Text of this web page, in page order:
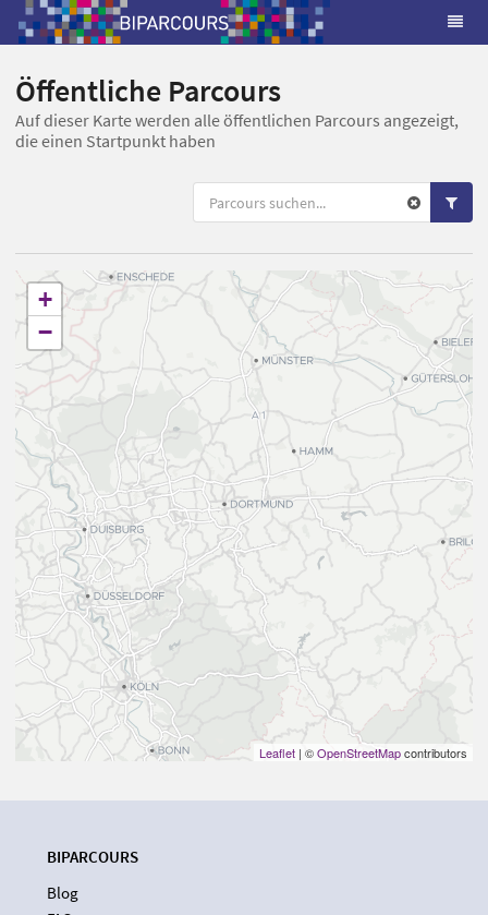
Öffentliche Parcours
Auf dieser Karte werden alle öffentlichen Parcours angezeigt,
die einen Startpunkt haben
+
−
Leaflet | ©OpenStreetMapcontributors
BIPARCOURS
Blog